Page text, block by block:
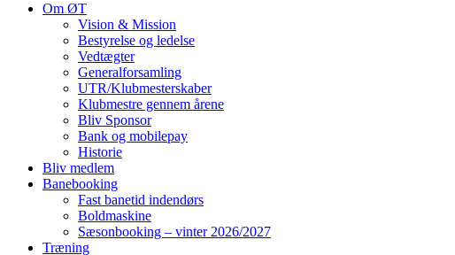
Om ØT
Vision & Mission
Bestyrelse og ledelse
Vedtægter
Generalforsamling
UTR/Klubmesterskaber
Klubmestre gennem årene
Bliv Sponsor
Bank og mobilepay
Historie
Bliv medlem
Banebooking
Fast banetid indendørs
Boldmaskine
Sæsonbooking – vinter 2026/2027
Træning